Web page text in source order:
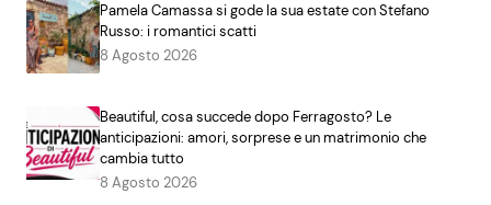
Pamela Camassa si gode la sua estate con Stefano
Russo: i romantici scatti
8 Agosto 2026
Beautiful, cosa succede dopo Ferragosto? Le
anticipazioni: amori, sorprese e un matrimonio che
cambia tutto
8 Agosto 2026